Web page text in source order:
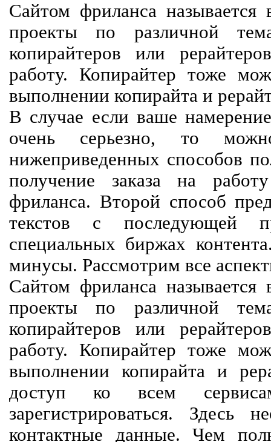
Сайтом фриланса называется
проекты по различной
копирайтеров или
работу. Копирайтер тоже
выполнении копирайта и
В случае если ваше
очень серьезно, то
нижеприведенных способов
получение заказа на
фриланса. Второй способ
текстов с последующей
специальных биржах
минусы. Рассмотрим все
Сайтом фриланса называется
проекты по различной
копирайтеров или
работу. Копирайтер тоже
выполнении копирайта и
доступ ко всем
зарегистрироваться. Здесь
контактные данные. Чем